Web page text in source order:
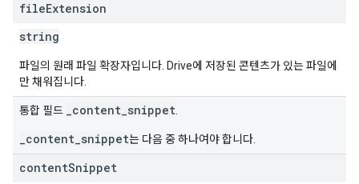
fileExtension
string
파일의 원래 파일 확장자입니다. Drive에 저장된 콘텐츠가 있는 파일에
만 채워집니다.
통합 필드 _content_snippet
_content_snippet는 다음 중 하나여야 합니다.
contentSnippet